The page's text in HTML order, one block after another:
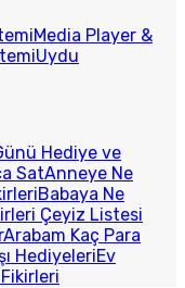
Media Player &
Uydu
Hediye ve
SatAnneye Ne
Babaya Ne
Çeyiz Listesi
Arabam Kaç Para
HediyeleriEv